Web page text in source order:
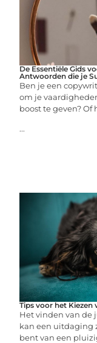
De Essentiële Gids
Antwoorden die je
Ben je een
om je
boost te geven? Of
...
Tips voor het
Het vinden van de
kan een uitdaging
bent van een